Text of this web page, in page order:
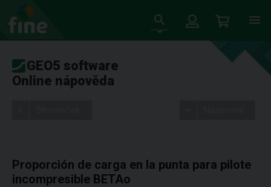
GEO5 software
Online nápověda
Proporción de carga en la punta para pilote
incompresible BETAo